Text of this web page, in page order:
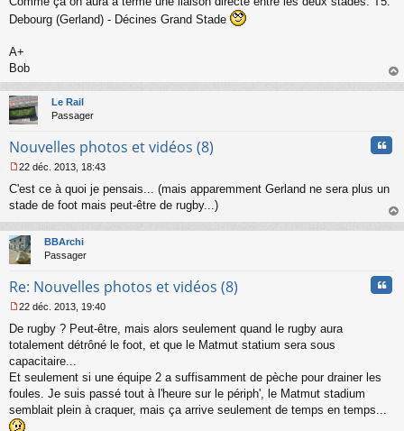
e
s
g
e
n
o
n
l
Debourg (Gerland) - Décines Grand Stade
A+
Bob
au
Le Rail
Passager
Nouvelles photos et vidéos (8)
e
s
a
g
e
o
l
u
22 déc. 2013, 18:43
C'est ce à quoi je pensais... (mais apparemment Gerland ne sera plus un
stade de foot mais peut-être de rugby...)
au
BBArchi
Passager
Re: Nouvelles photos et vidéos (8)
e
s
s
a
g
e
n
o
22 déc. 2013, 19:40
De rugby ? Peut-être, mais alors seulement quand le rugby aura
totalement détrôné le foot, et que le Matmut statium sera sous
capacitaire...
Et seulement si une équipe 2 a suffisamment de pèche pour drainer les
foules. Je suis passé tout à l'heure sur le périph', le Matmut stadium
semblait plein à craquer, mais ça arrive seulement de temps en temps...